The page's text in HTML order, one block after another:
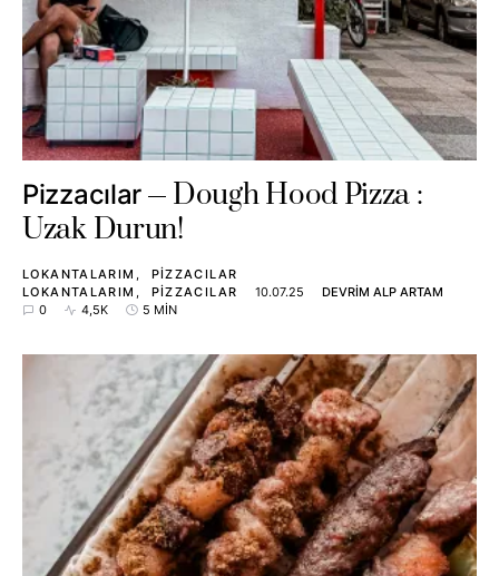
Pizzacılar
Dough Hood Pizza :
Uzak Durun!
LOKANTALARIM
PIZZACILAR
LOKANTALARIM
PIZZACILAR 10.07.25
DEVRIM ALP ARTAM
0
4,5K 5 MIN